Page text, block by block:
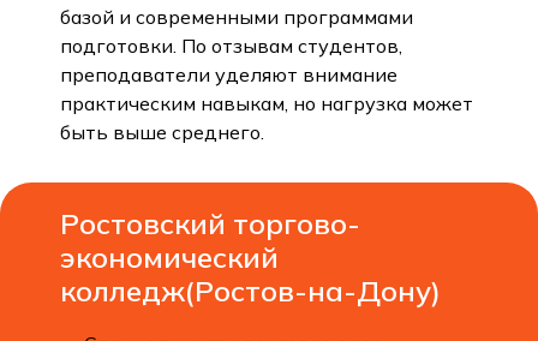
базой и современными программами
подготовки. По отзывам студентов,
преподаватели уделяют внимание
практическим навыкам, но нагрузка может
быть выше среднего.
Ростовский торгово-
экономический
колледж(Ростов-на-Дону)